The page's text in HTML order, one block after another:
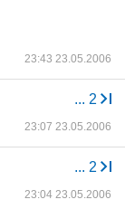
23:43 23.05.2006
... 2
23:07 23.05.2006
... 2
23:04 23.05.2006